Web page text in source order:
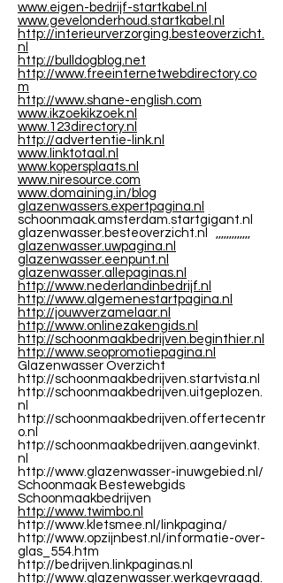
www.eigen-bedrijf-startkabel.nl
www.gevelonderhoud.startkabel.nl
http://interieurverzorging.besteoverzicht.
nl
http://bulldogblog.net
http://www.freeinternetwebdirectory.co
m
http://www.shane-english.com
www.ikzoekikzoek.nl
www.123directory.nl
http://advertentie-link.nl
www.linktotaal.nl
www.kopersplaats.nl
www.niresource.com
www.domaining.in/blog
glazenwassers.expertpagina.nl
schoonmaak.amsterdam.startgigant.nl
glazenwasser.besteoverzicht.nl ,,,,,,,,,,,,,
glazenwasser.uwpagina.nl
glazenwasser.eenpunt.nl
glazenwasser.allepaginas.nl
http://www.nederlandinbedrijf.nl
http://www.algemenestartpagina.nl
http://jouwverzamelaar.nl
http://www.onlinezakengids.nl
http://schoonmaakbedrijven.beginthier.nl
http://www.seopromotiepagina.nl
Glazenwasser Overzicht
http://schoonmaakbedrijven.startvista.nl
http://schoonmaakbedrijven.uitgeplozen.
nl
http://schoonmaakbedrijven.offertecentr
o.nl
http://schoonmaakbedrijven.aangevinkt.
nl
http://www.glazenwasser-inuwgebied.nl/
Schoonmaak Bestewebgids
Schoonmaakbedrijven
http://www.twimbo.nl
http://www.kletsmee.nl/linkpagina/
http://www.opzijnbest.nl/informatie-over-
glas_554.htm
http://bedrijven.linkpaginas.nl
http://www.glazenwasser.werkgevraagd.